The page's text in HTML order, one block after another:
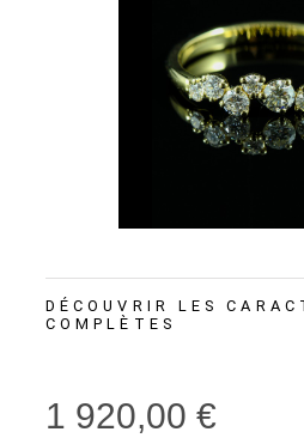
DÉCOUVRIR LES
COMPLÈTES
1 920,00 €